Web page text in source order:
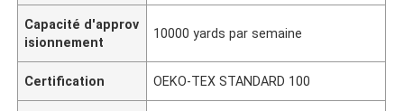
Capacité d'approv
isionnement
10000 yards par semaine
Certification OEKO-TEX STANDARD 100